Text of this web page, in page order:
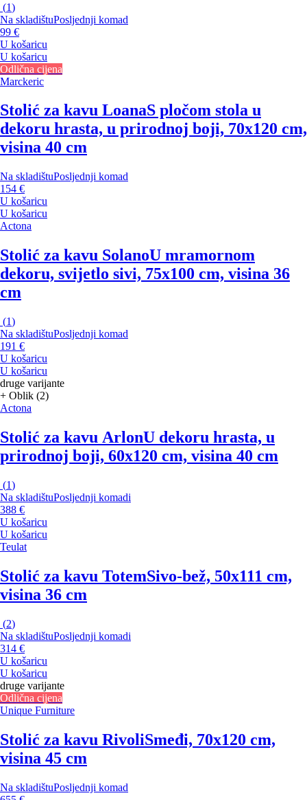
(1)
Na skladištuPosljednji komad
99 €
U košaricu
U košaricu
Odlična cijena
Marckeric
Stolić za kavu LoanaS pločom stola u
dekoru hrasta, u prirodnoj boji, 70x120 cm,
visina 40 cm
Na skladištuPosljednji komad
154 €
U košaricu
U košaricu
Actona
Stolić za kavu SolanoU mramornom
dekoru, svijetlo sivi, 75x100 cm, visina 36
cm
(1)
Na skladištuPosljednji komad
191 €
U košaricu
U košaricu
druge varijante
+ Oblik (2)
Actona
Stolić za kavu ArlonU dekoru hrasta, u
prirodnoj boji, 60x120 cm, visina 40 cm
(1)
Na skladištuPosljednji komadi
388 €
U košaricu
U košaricu
Teulat
Stolić za kavu TotemSivo-bež, 50x111 cm,
visina 36 cm
(2)
Na skladištuPosljednji komadi
314 €
U košaricu
U košaricu
druge varijante
Odlična cijena
Unique Furniture
Stolić za kavu RivoliSmeđi, 70x120 cm,
visina 45 cm
Na skladištuPosljednji komad